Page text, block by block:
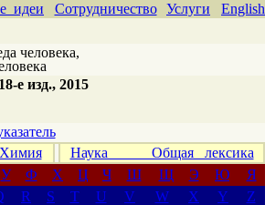
идеи Сотрудничество Услуги
English
человека,
е изд., 2015
Химия
Наука Общая лексика
У Ф Х Ц Ч Ш Щ Э Ю
Я
R S T U V W X Y
Z